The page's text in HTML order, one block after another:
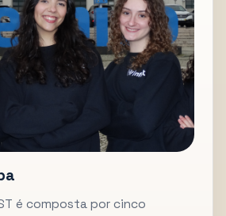
é composta por cinco